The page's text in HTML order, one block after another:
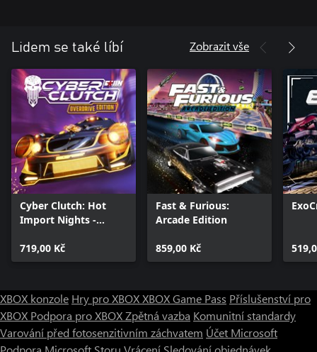
Lidem se také líbí Zobrazit vše
Cyber Clutch: Hot
Import Nights -
719,00 Kč
Fast & Furious:
Arcade Edition
859,00 Kč
XBOX konzole Hry pro XBOXXBOX Game Pass Příslušenství pro
XBOX Podpora pro XBOXZpětná vazba Komunitní standardy
Varování před fotosenzitivním záchvatem Účet Microsoft